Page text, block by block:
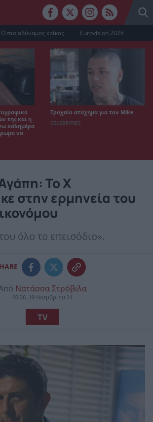
Ο πιο αδύναμος κρίκος Eurovision 2026
της και η
καλημέρα
να
Τροχαίο ατύχημα για τον Mike
CELEBRITIES
Το Χ
στην ερμηνεία του
όλο το επεισόδιο».
Νατάσσα Στρόβιλα
00:26, 19 Νοεμβρίου 24
TV